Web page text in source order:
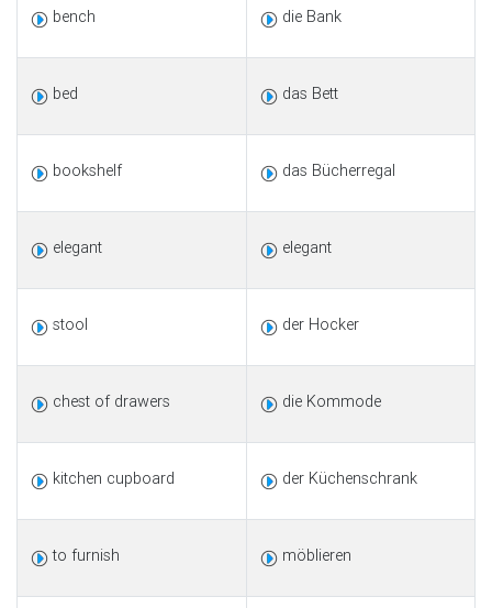
bench die Bank
bed das Bett
bookshelf das Bücherregal
elegant elegant
stool der Hocker
chest of drawers die Kommode
kitchen cupboard der Küchenschrank
to furnish möblieren